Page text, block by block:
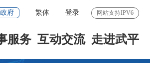
府 繁体 登录 网站支持IPV6
服务 互动交流 走进武平